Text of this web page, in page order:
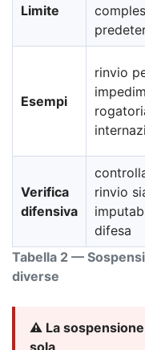
Tabella 2 —
diverse
Limite
Esempi
rinvio
Verifica
difensiva
rinvio
difesa
⚠️ La
sola